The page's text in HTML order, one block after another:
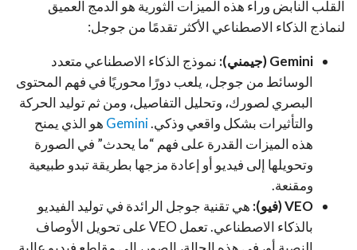
القلب النابض وراء هذه الميزات الثورية هو الدمج العميق
لنماذج الذكاء الاصطناعي الأكثر تقدمًا من جوجل:
Gemini (جيمني):
نموذج الذكاء الاصطناعي متعدد
الوسائط من جوجل، يلعب دورًا محوريًا في فهم المحتوى
البصري لصورك، وتحليل التفاصيل، ومن ثم توليد الحركة
والتأثيرات بشكل واقعي وذكي.Gemini هو الذي يمنح
هذه الميزات القدرة على فهم “ما يحدث” في الصورة
وتحويلها إلى فيديو أو إعادة مزجها بطريقة تبدو طبيعية
ومقنعة.
VEO (فيو):
هي تقنية جوجل الرائدة في توليد الفيديو
بالذكاء الاصطناعي. تعمل VEO على تحويل الأوصاف